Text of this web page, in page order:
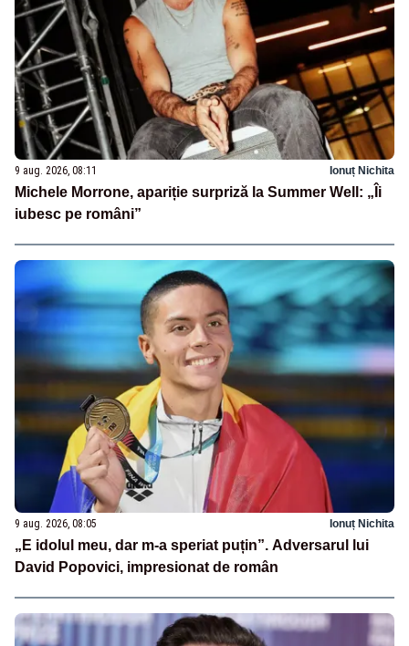
9 aug. 2026, 08:11 Ionuț Nichita
Michele Morrone, apariție surpriză la Summer Well: „Îi
iubesc pe români”
9 aug. 2026, 08:05 Ionuț Nichita
„E idolul meu, dar m-a speriat puțin”. Adversarul lui
David Popovici, impresionat de român